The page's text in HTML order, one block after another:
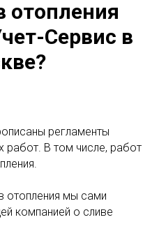
отопления
Сервис в
регламенты
работ. В том числе, работ
отопления мы сами
компанией о сливе